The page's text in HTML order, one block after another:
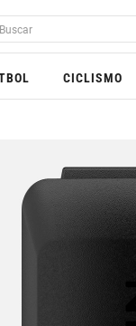
CICLISMO